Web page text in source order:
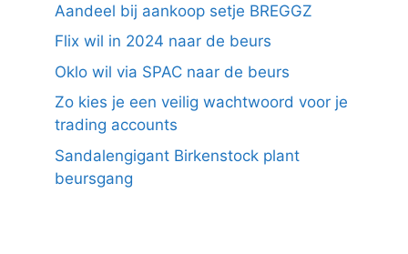
Aandeel bij aankoop setje BREGGZ
Flix wil in 2024 naar de beurs
Oklo wil via SPAC naar de beurs
Zo kies je een veilig wachtwoord voor je
trading accounts
Sandalengigant Birkenstock plant
beursgang